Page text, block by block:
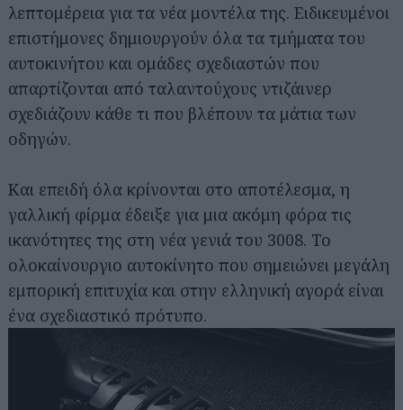
λεπτομέρεια για τα νέα μοντέλα της. Ειδικευμένοι
επιστήμονες δημιουργούν όλα τα τμήματα του
αυτοκινήτου και ομάδες σχεδιαστών που
απαρτίζονται από ταλαντούχους ντιζάινερ
σχεδιάζουν κάθε τι που βλέπουν τα μάτια των
οδηγών.
Και επειδή όλα κρίνονται στο αποτέλεσμα, η
γαλλική φίρμα έδειξε για μια ακόμη φόρα τις
ικανότητες της στη νέα γενιά του 3008. Το
ολοκαίνουργιο αυτοκίνητο που σημειώνει μεγάλη
εμπορική επιτυχία και στην ελληνική αγορά είναι
ένα σχεδιαστικό πρότυπο.